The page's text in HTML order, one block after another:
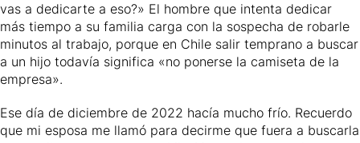
vas a dedicarte a eso?» El hombre que intenta dedicar
más tiempo a su familia carga con la sospecha de robarle
minutos al trabajo, porque en Chile salir temprano a buscar
a un hijo todavía significa «no ponerse la camiseta de la
empresa».
Ese día de diciembre de 2022 hacía mucho frío. Recuerdo
que mi esposa me llamó para decirme que fuera a buscarla